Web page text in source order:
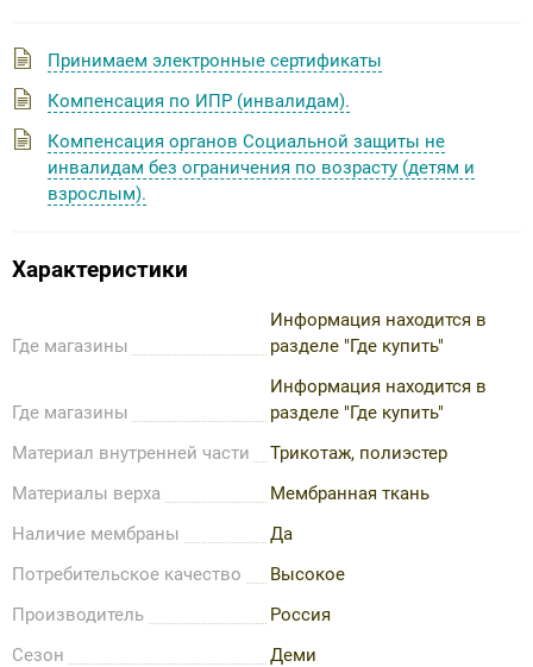
Принимаем электронные сертификаты
Компенсация по ИПР (инвалидам).
Компенсация органов Социальной защиты не
инвалидам без ограничения по возрасту (детям и
взрослым).
Характеристики
Где магазины
Информация находится в
разделе "Где купить"
Где магазины
Информация находится в
разделе "Где купить"
Материал внутренней части
Трикотаж, полиэстер
Материалы верха
Мембранная ткань
Наличие мембраны
Да
Потребительское качество
Высокое
Производитель
Россия
Сезон
Деми